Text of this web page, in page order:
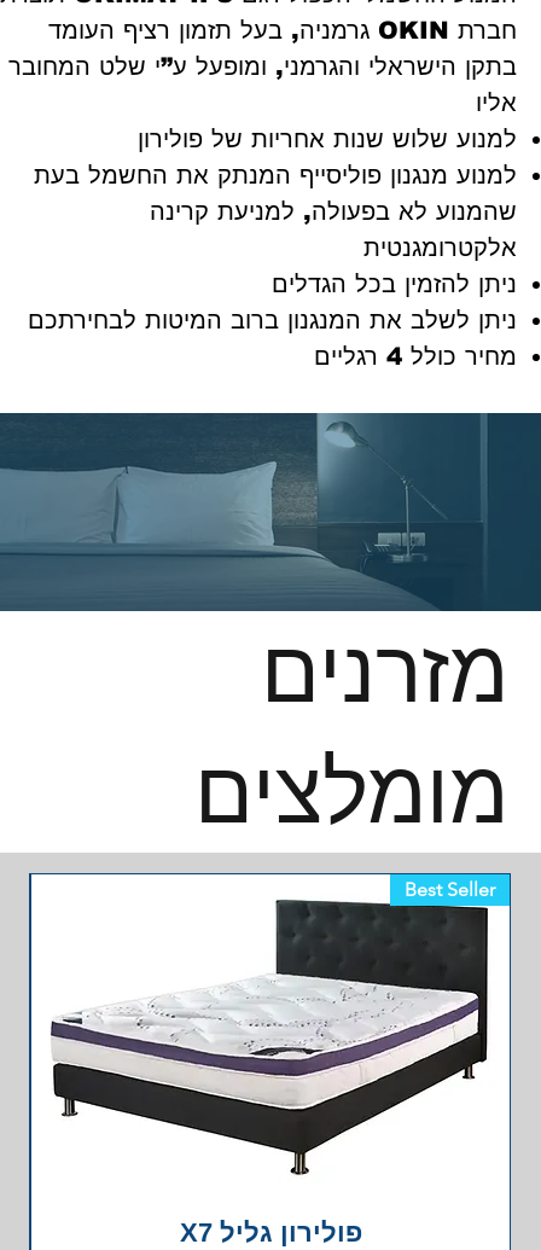
חברת OKIN גרמניה, בעל תזמון רציף העומד
בתקן הישראלי והגרמני, ומופעל ע”י שלט המחובר
אליו
למנוע שלוש שנות אחריות של פולירון
למנוע מנגנון פוליסייף המנתק את החשמל בעת
שהמנוע לא בפעולה, למניעת קרינה
אלקטרומגנטית
ניתן להזמין בכל הגדלים
ניתן לשלב את המנגנון ברוב המיטות לבחירתכם
מחיר כולל 4 רגליים
מזרנים
מומלצים
Best Seller
פולירון גליל X7